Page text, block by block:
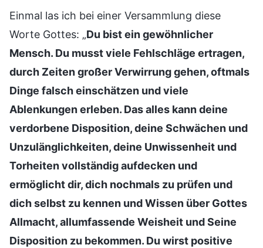
Einmal las ich bei einer Versammlung diese
Worte Gottes: „Du bist ein gewöhnlicher
Mensch. Du musst viele Fehlschläge ertragen,
durch Zeiten großer Verwirrung gehen, oftmals
Dinge falsch einschätzen und viele
Ablenkungen erleben. Das alles kann deine
verdorbene Disposition, deine Schwächen und
Unzulänglichkeiten, deine Unwissenheit und
Torheiten vollständig aufdecken und
ermöglicht dir, dich nochmals zu prüfen und
dich selbst zu kennen und Wissen über Gottes
Allmacht, allumfassende Weisheit und Seine
Disposition zu bekommen. Du wirst positive